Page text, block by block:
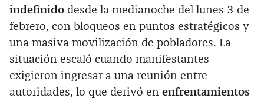
indefinido desde la medianoche del lunes 3 de
febrero, con bloqueos en puntos estratégicos y
una masiva movilización de pobladores. La
situación escaló cuando manifestantes
exigieron ingresar a una reunión entre
autoridades, lo que derivó en enfrentamientos